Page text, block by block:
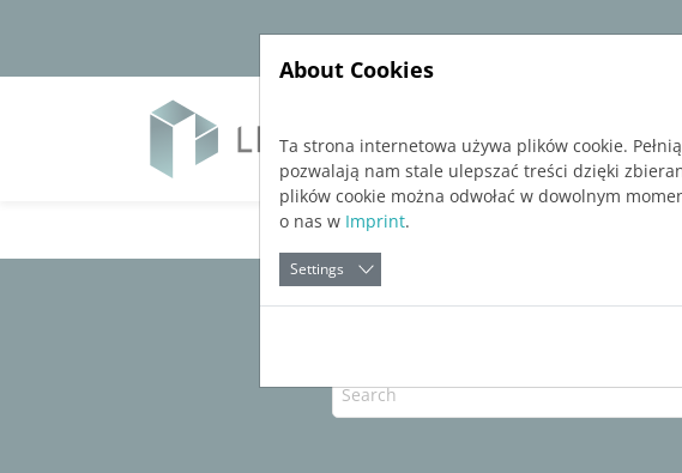
Software
About Cookies
Ta strona internetowa używa plików cookie.
pozwalają nam stale ulepszać treści dzięki
plików cookie można odwołać w dowolnym
o nas w Imprint.
Settings